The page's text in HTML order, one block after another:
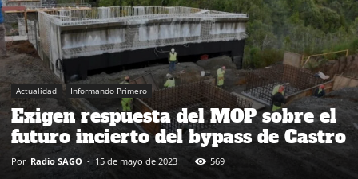
Actualidad Informando Primero
Exigen respuesta del MOP sobre el
futuro incierto del bypass de Castro
Por Radio SAGO - 15 de mayo de 2023 569